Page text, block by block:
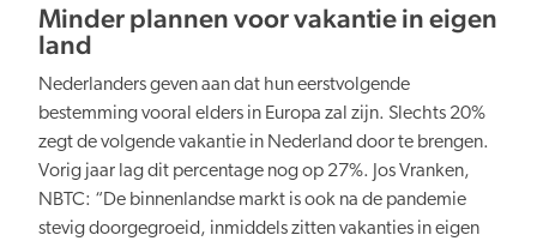
Nederland overal aantrekkelijk
Verduurzaming
Minder plannen voor vakantie in eigen
land
Nederlanders geven aan dat hun eerstvolgende
bestemming vooral elders in Europa zal zijn. Slechts 20%
zegt de volgende vakantie in Nederland door te brengen.
Vorig jaar lag dit percentage nog op 27%. Jos Vranken,
NBTC: “De binnenlandse markt is ook na de pandemie
stevig doorgegroeid, inmiddels zitten vakanties in eigen